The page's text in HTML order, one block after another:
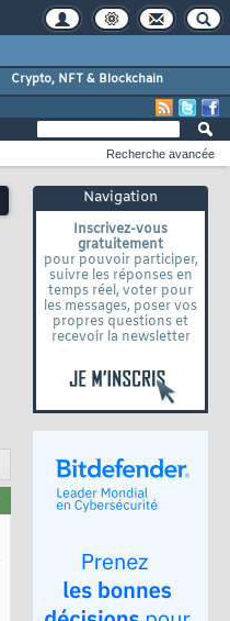
Crypto, NFT & Blockchain
Navigation
Inscrivez-vous
gratuitement
pour pouvoir participer,
suivre les réponses en
temps réel, voter pour
les messages, poser vos
propres questions et
recevoir la newsletter
Recherche avancée